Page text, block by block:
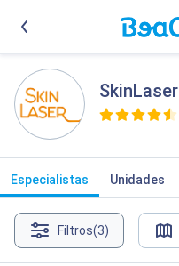
SkinLaser
Especialistas Unidades
Filtros(3)